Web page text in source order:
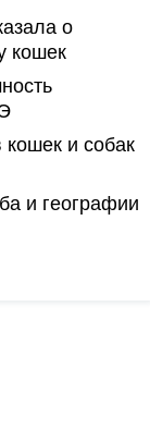
о
кошек
и собак
и географии